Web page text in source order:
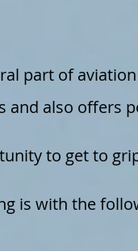
part of
also offers
to get to
is with the